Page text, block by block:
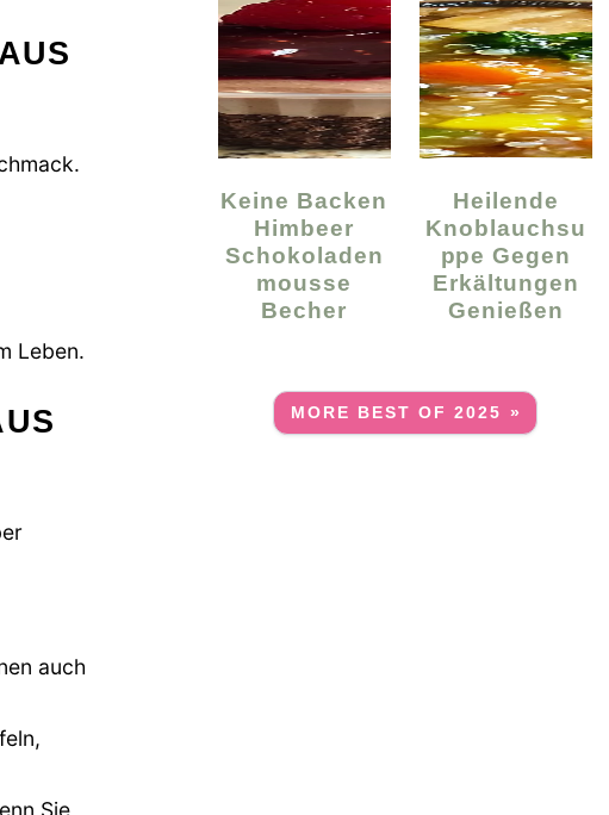
Leben.
auch
Keine Backen
Himbeer
Schokoladen
Mousse
Becher
Heilende
Knoblauchsu
Ppe Gegen
Erkältungen
Genießen
MORE BEST OF 2025 »